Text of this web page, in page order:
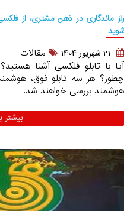
راز ماندگاری در ذهن مشتری، از فلکسی
شوید
21 شهريور 1404
مقالات
آیا با تابلو فلکسی آشنا
چطور؟ هر سه تابلو فوق،
هوشمند بررسی خواهند شد.
بیشتر